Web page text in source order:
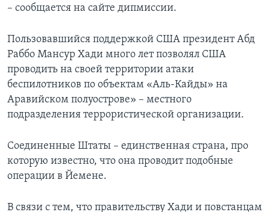
– сообщается на сайте дипмиссии.
Пользовавшийся поддержкой США президент Абд
Раббо Мансур Хади много лет позволял США
проводить на своей территории атаки
беспилотников по объектам «Аль-Кайды» на
Аравийском полуострове» – местного
подразделения террористической организации.
Соединенные Штаты – единственная страна, про
которую известно, что она проводит подобные
операции в Йемене.
В связи с тем, что правительству Хади и повстанцам